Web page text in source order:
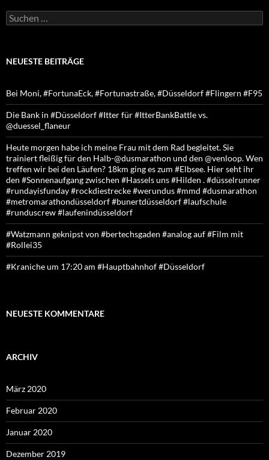
Suchen
nach:
NEUESTE BEITRÄGE
Bei Moni, #FortunaEck, #Fortunastraße, #Düsseldorf #Flingern #F95
Die Bank in #Düsseldorf #Itter für #ItterBankBattle vs.
@duessel_flaneur
Heute morgen habe ich meine Frau mit dem Rad begleitet. Sie
trainiert fleißig für den Halb-@dusmarathon und den @venloop. Wen
treffen wir bei den Läufen? 18km ging es zum #Elbsee. Hier seht ihr
den #Sonnenaufgang zwischen #Hassels uns #Hilden . #düsselrunner
#rundayisfunday #rockdiestrecke #werundus #mmd #dusmarathon
#metromarathondüsseldorf #bunertdüsseldorf #laufschule
#runduscrew #laufenindüsseldorf
#Watzmann geknipst von #bertechsgaden #analog auf #Film mit
#Rollei35
#Kraniche um 17:20 am #Hauptbahnhof #Düsseldorf
NEUESTE KOMMENTARE
ARCHIV
März 2020
Februar 2020
Januar 2020
Dezember 2019